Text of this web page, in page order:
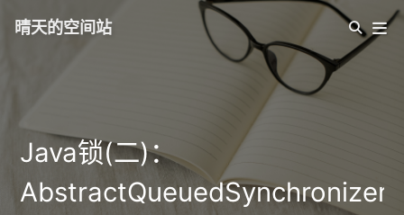
晴天的空间站
Java锁(二)：
AbstractQueuedSynchronizer